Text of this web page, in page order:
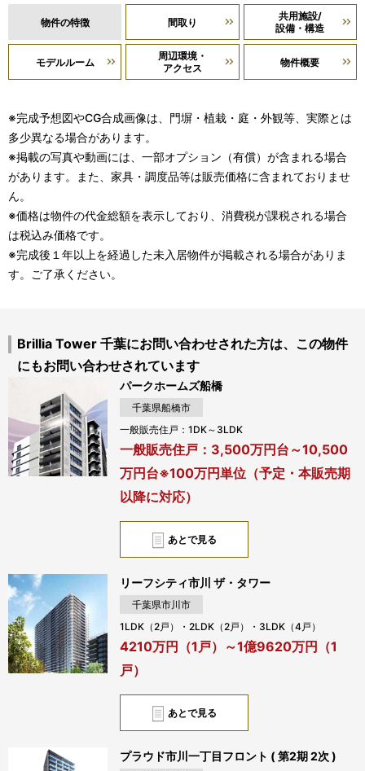
物件の特徴 間取り
共用施設/
設備・構造
モデルルーム
周辺環境・
アクセス
物件概要
※完成予想図やCG合成画像は、門塀・植栽・庭・外観等、実際とは
多少異なる場合があります。
※掲載の写真や動画には、一部オプション（有償）が含まれる場合
があります。また、家具・調度品等は販売価格に含まれておりませ
ん。
※価格は物件の代金総額を表示しており、消費税が課税される場合
は税込み価格です。
※完成後１年以上を経過した未入居物件が掲載される場合がありま
す。ご了承ください。
Brillia Tower 千葉にお問い合わせされた方は、この物件
にもお問い合わせされています
あとで見る
パークホームズ船橋
千葉県船橋市
一般販売住戸：1DK～3LDK
一般販売住戸：3,500万円台～10,500
万円台※100万円単位（予定・本販売期
以降に対応）
あとで見る
リーフシティ市川 ザ・タワー
千葉県市川市
1LDK（2戸）・2LDK（2戸）・3LDK（4戸）
4210万円（1戸）～1億9620万円（1
戸）
プラウド市川一丁目フロント ( 第2期 2次 )